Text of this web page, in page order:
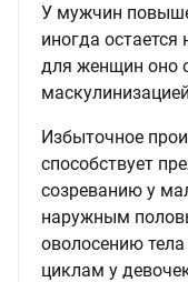
У мужчин
иногда
для женщин оно
Избыточное
способствует
созреванию у
наружным
оволосению
циклам у